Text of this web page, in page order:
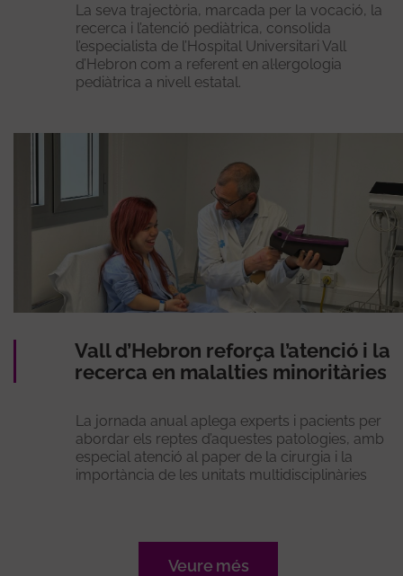
La seva trajectòria, marcada per la vocació, la
recerca i l’atenció pediàtrica, consolida
l’especialista de l’Hospital Universitari Vall
d’Hebron com a referent en al·lergologia
pediàtrica a nivell estatal.
Vall d’Hebron reforça l’atenció i la
recerca en malalties minoritàries
La jornada anual aplega experts i pacients per
abordar els reptes d’aquestes patologies, amb
especial atenció al paper de la cirurgia i la
importància de les unitats multidisciplinàries
Veure més